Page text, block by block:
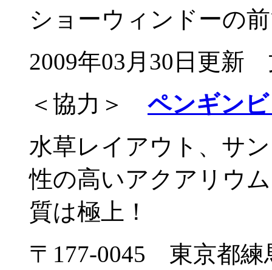
ショーウィンドーの
2009年03月30日更新
＜協力＞ ペンギン
水草レイアウト、サ
性の高いアクアリウ
質は極上！
〒177-0045 東京都練